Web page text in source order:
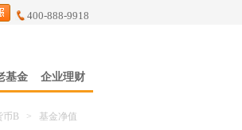
400-888-9918
基金 企业理财
币B > 基金净值